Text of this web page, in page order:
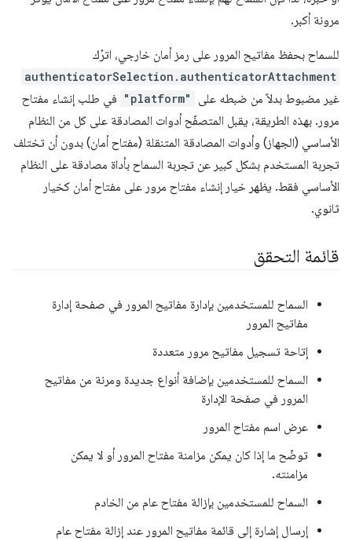
مرونة أكبر.
للسماح بحفظ مفاتيح المرور على رمز أمان خارجي، اترُك
authenticatorSelection.authenticatorAttachment
غير مضبوط بدلاً من ضبطه على "platform" في طلب إنشاء مفتاح
مرور. بهذه الطريقة، يقبل المتصفّح أدوات المصادقة على كل من النظام
الأساسي (الجهاز) وأدوات المصادقة المتنقلة (مفتاح أمان) بدون أن تختلف
تجربة المستخدم بشكل كبير عن تجربة السماح بأداة مصادقة على النظام
الأساسي فقط. يظهر خيار إنشاء مفتاح مرور على مفتاح أمان كخيار
ثانوي.
قائمة التحقق
السماح للمستخدمين بإدارة مفاتيح المرور في صفحة إدارة
مفاتيح المرور
إتاحة تسجيل مفاتيح مرور متعددة
السماح للمستخدمين بإضافة أنواع جديدة ومرنة من مفاتيح
المرور في صفحة الإدارة
عرض اسم مفتاح المرور
توضّح ما إذا كان يمكن مزامنة مفتاح المرور أو لا يمكن
مزامنته.
السماح للمستخدمين بإزالة مفتاح عام من الخادم
إرسال إشارة إلى قائمة مفاتيح المرور عند إزالة مفتاح عام